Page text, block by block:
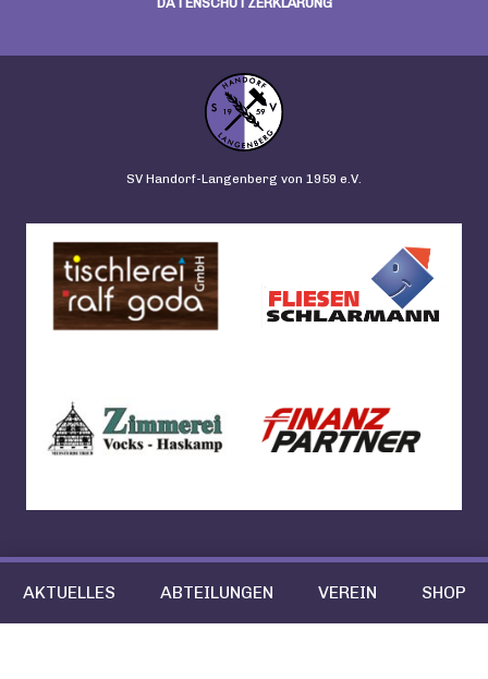
AKTUELLES ABTEILUNGEN VEREIN SHOP
SV Handorf-Langenberg von 1959 e.V.